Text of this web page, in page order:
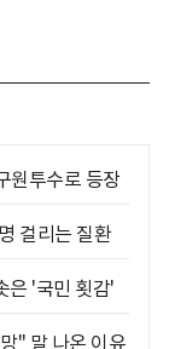
원투수로 등장
걸리는 질환
은 '국민 횟감'
" 말 나온 이유